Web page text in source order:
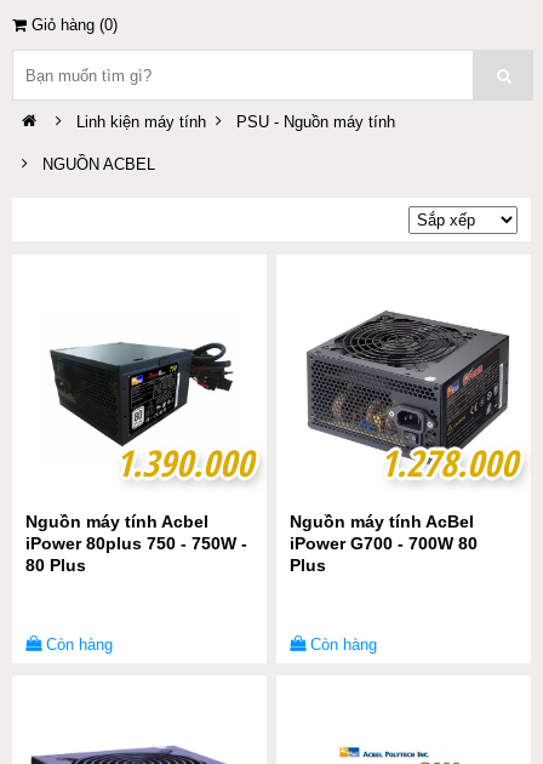
Giỏ hàng (0)
Linh kiện máy tính PSU - Nguồn máy tính
NGUỒN ACBEL
1.390.000
1.390.000
Nguồn máy tính Acbel
iPower 80plus 750 - 750W -
80 Plus
Còn hàng
1.278.000
1.278.000
Nguồn máy tính AcBel
iPower G700 - 700W 80
Plus
Còn hàng